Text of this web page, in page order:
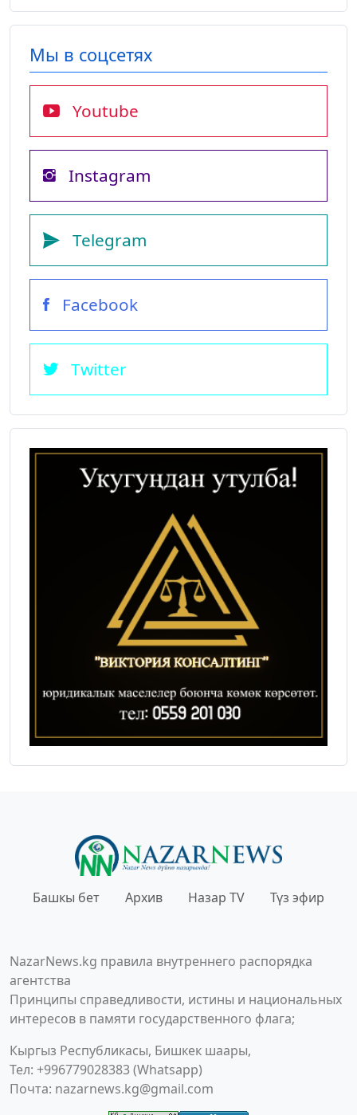
Мы в соцсетях
Youtube
Instagram
Telegram
Facebook
Twitter
Башкы бет Архив Назар TV Түз эфир
NazarNews.kg правила внутреннего распорядка
агентства
Принципы справедливости, истины и национальных
интересов в памяти государственного флага;
Кыргыз Республикасы, Бишкек шаары,
Тел: +996779028383 (Whatsapp)
Почта: nazarnews.kg@gmail.com